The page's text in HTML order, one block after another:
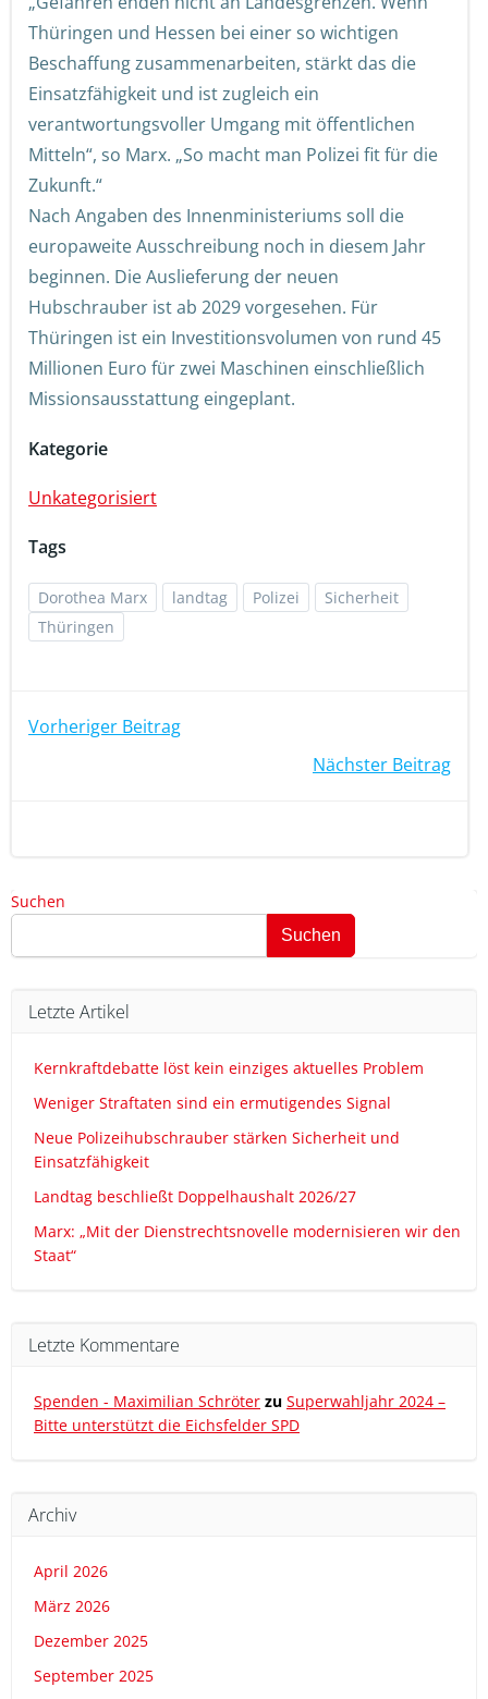
Thüringen und Hessen bei einer so wichtigen
Beschaffung zusammenarbeiten, stärkt das die
Einsatzfähigkeit und ist zugleich ein
verantwortungsvoller Umgang mit öffentlichen
Mitteln“, so Marx. „So macht man Polizei fit für die
Zukunft.“
Nach Angaben des Innenministeriums soll die
europaweite Ausschreibung noch in diesem Jahr
beginnen. Die Auslieferung der neuen
Hubschrauber ist ab 2029 vorgesehen. Für
Thüringen ist ein Investitionsvolumen von rund 45
Millionen Euro für zwei Maschinen einschließlich
Missionsausstattung eingeplant.
Kategorie
Unkategorisiert
Tags
Dorothea Marx landtag Polizei
Sicherheit
Thüringen
Beitragsnavigation
Vorheriger Beitrag
Beitragsnavigation
Nächster Beitrag
Suchen
Suchen
Letzte Artikel
Kernkraftdebatte löst kein einziges aktuelles Problem
Weniger Straftaten sind ein ermutigendes Signal
Neue Polizeihubschrauber stärken Sicherheit und
Einsatzfähigkeit
Landtag beschließt Doppelhaushalt 2026/27
Marx: „Mit der Dienstrechtsnovelle modernisieren wir den
Staat“
Letzte Kommentare
Spenden - Maximilian Schröter zu Superwahljahr 2024 –
Bitte unterstützt die Eichsfelder SPD
Archiv
April 2026
März 2026
Dezember 2025
September 2025